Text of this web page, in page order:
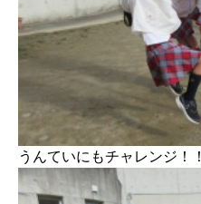
うんていにもチャレンジ！！